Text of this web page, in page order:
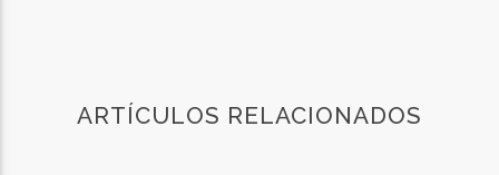
ARTÍCULOS RELACIONADOS